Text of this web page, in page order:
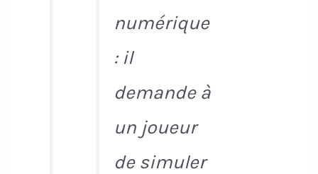
numérique
: il
demande à
un joueur
de simuler